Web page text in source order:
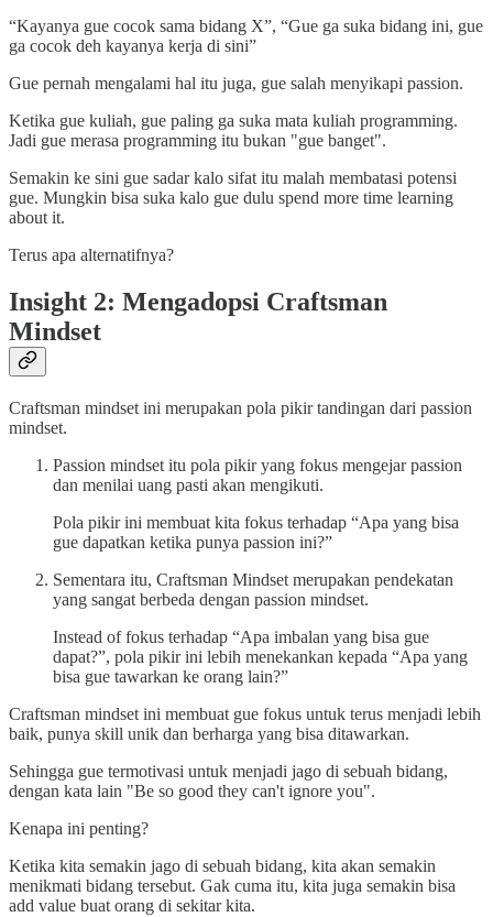
“Kayanya gue cocok sama bidang X”, “Gue ga suka bidang ini, gue
ga cocok deh kayanya kerja di sini”
Gue pernah mengalami hal itu juga, gue salah menyikapi passion.
Ketika gue kuliah, gue paling ga suka mata kuliah programming.
Jadi gue merasa programming itu bukan "gue banget".
Semakin ke sini gue sadar kalo sifat itu malah membatasi potensi
gue. Mungkin bisa suka kalo gue dulu spend more time learning
about it.
Terus apa alternatifnya?
Insight 2: Mengadopsi Craftsman
Mindset
Craftsman mindset ini merupakan pola pikir tandingan dari passion
mindset.
Passion mindset itu pola pikir yang fokus mengejar passion
dan menilai uang pasti akan mengikuti.
Pola pikir ini membuat kita fokus terhadap “Apa yang bisa
gue dapatkan ketika punya passion ini?”
Sementara itu, Craftsman Mindset merupakan pendekatan
yang sangat berbeda dengan passion mindset.
Instead of fokus terhadap “Apa imbalan yang bisa gue
dapat?”, pola pikir ini lebih menekankan kepada “Apa yang
bisa gue tawarkan ke orang lain?”
Craftsman mindset ini membuat gue fokus untuk terus menjadi lebih
baik, punya skill unik dan berharga yang bisa ditawarkan.
Sehingga gue termotivasi untuk menjadi jago di sebuah bidang,
dengan kata lain "Be so good they can't ignore you".
Kenapa ini penting?
Ketika kita semakin jago di sebuah bidang, kita akan semakin
menikmati bidang tersebut. Gak cuma itu, kita juga semakin bisa
add value buat orang di sekitar kita.